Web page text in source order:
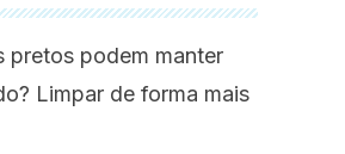
pretos podem manter
Limpar de forma mais